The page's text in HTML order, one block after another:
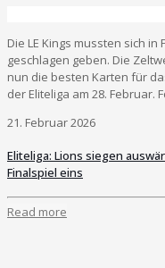
Die LE Kings mussten sich in
geschlagen geben. Die
nun die besten Karten für
der Eliteliga am 28. Februar.
21. Februar 2026
Eliteliga: Lions siegen
Finalspiel eins
Read more